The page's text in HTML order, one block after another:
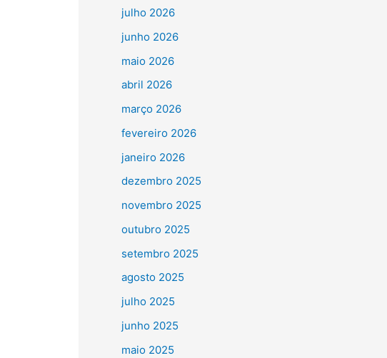
julho 2026
junho 2026
maio 2026
abril 2026
março 2026
fevereiro 2026
janeiro 2026
dezembro 2025
novembro 2025
outubro 2025
setembro 2025
agosto 2025
julho 2025
junho 2025
maio 2025